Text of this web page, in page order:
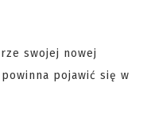
swojej nowej
pojawić się w